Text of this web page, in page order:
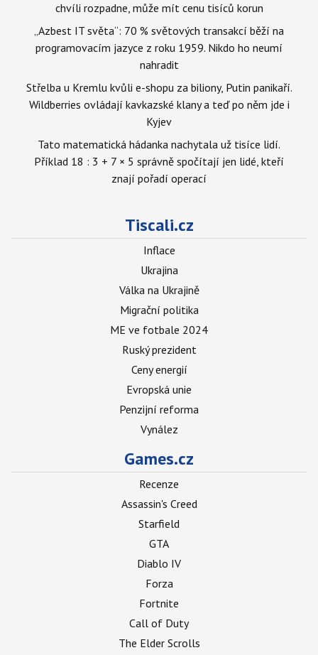
chvíli rozpadne, může mít cenu tisíců korun
„Azbest IT světa“: 70 % světových transakcí běží na
programovacím jazyce z roku 1959. Nikdo ho neumí
nahradit
Střelba u Kremlu kvůli e-shopu za biliony, Putin panikaří.
Wildberries ovládají kavkazské klany a teď po něm jde i
Kyjev
Tato matematická hádanka nachytala už tisíce lidí.
Příklad 18 : 3 + 7 × 5 správně spočítají jen lidé, kteří
znají pořadí operací
Tiscali.cz
Inflace
Ukrajina
Válka na Ukrajině
Migrační politika
ME ve fotbale 2024
Ruský prezident
Ceny energií
Evropská unie
Penzijní reforma
Vynález
Games.cz
Recenze
Assassin's Creed
Starfield
GTA
Diablo IV
Forza
Fortnite
Call of Duty
The Elder Scrolls